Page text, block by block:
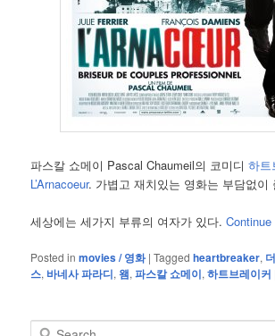
파스칼 쇼메이 Pascal Chaumeil의 코미디하트
L’Arnacoeur. 가볍고 재치있는 영화는 부담없이
세상에는 세가지 부류의 여자가 있다.Continue
Posted in movies / 영화 |Tagged heartbreaker,
스, 바네사 파라디,왬,파스칼 쇼메이,하트브레이커